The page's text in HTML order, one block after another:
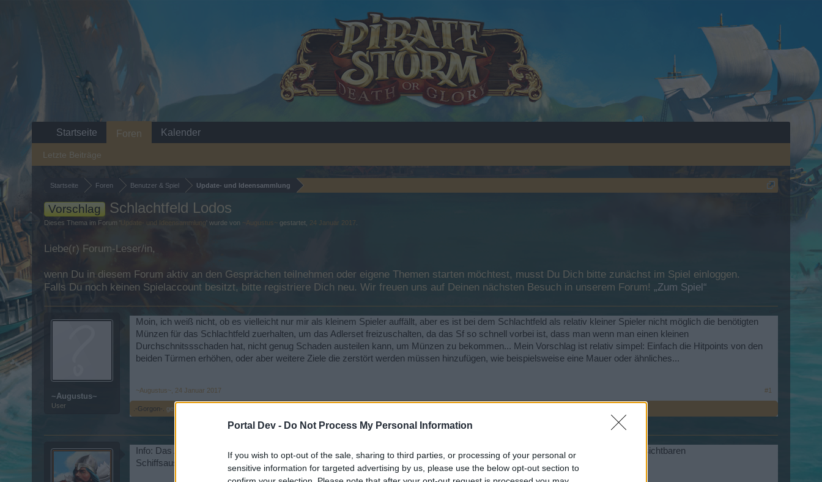
Portal Dev - Do Not Process My Personal Information
If you wish to opt-out of the sale, sharing to third parties, or processing of your personal or
sensitive information for targeted advertising by us, please use the below opt-out section to
Startseite Foren Benutzer & Spiel Update- und Ideensammlung
Vorschlag Schlachtfeld Lodos
Dieses Thema im Forum ' Update- und Ideensammlung' wurde von ~Augustus~ gestartet, 24 Januar 2017
Liebe(r) Forum-Leser/in,
wenn Du in diesem Forum aktiv an den Gesprächen teilnehmen oder eigene Themen starten möchtest, musst Du Dich bitte zunächst im Spiel einloggen.
Falls Du noch keinen Spielaccount besitzt, bitte registriere Dich neu. Wir freuen uns auf Deinen nächsten Besuch in unserem Forum! „Zum Spiel“
~Augustus~
User
Moin, ich weiß nicht, ob es vielleicht nur mir als kleinem Spieler auffällt, aber es ist bei dem Schlachtfeld als relativ kleiner Spieler nicht möglich die benötigten
Münzen für das Schlachtfeld zuerhalten, um das Adlerset freizuschalten, da das Sf so schnell vorbei ist, dass man wenn man einen kleinen
Durchschnitssschaden hat, nicht genug Schaden austeilen kann, um Münzen zu bekommen... Mein Vorschlag ist relativ simpel: Einfach die Hitpoints von den
beiden Türmen erhöhen, oder aber weitere Ziele die zerstört werden müssen hinzufügen, wie beispielsweise eine Mauer oder ähnliches...
~Augustus~ 24 Januar 2017 #1
.-Gorgon-. gefällt dies.
Info: Das Adlerset kann man nur während des Sommerevents freischalten. Beim SF des Hauses Lodos gibt es nur die im Shop sichtbaren
Schiffsausrüstungsteile und Items.
Startseite Foren
Letzte Beiträge
Kalender